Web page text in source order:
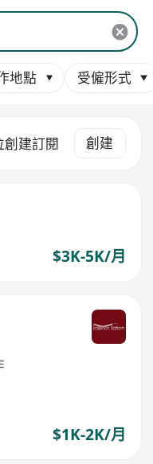
地點 受僱形式
創建訂閱 創建
$3K-5K/月
$1K-2K/月